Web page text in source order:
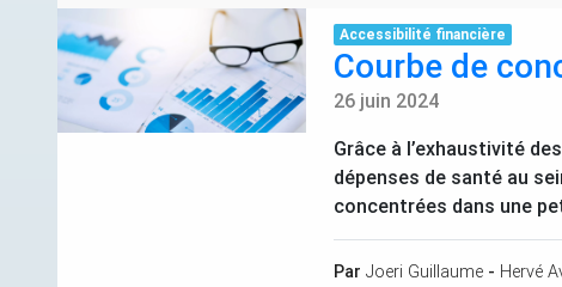
Accessibilité financière
Courbe de
26 juin 2024
Grâce à l’exhaustivité
dépenses de santé au
concentrées dans une
Par Joeri Guillaume - Hervé